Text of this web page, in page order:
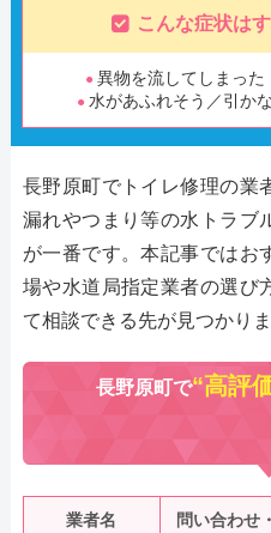
こんな症状は
異物を流してしまった
水があふれそう／引か
長野原町でトイレ修理の業
漏れやつまり等の水トラブ
が一番です。本記事ではお
場や水道局指定業者の選び
て相談できる先が見つかりま
長野原町で“高評
業者名 問い合わせ